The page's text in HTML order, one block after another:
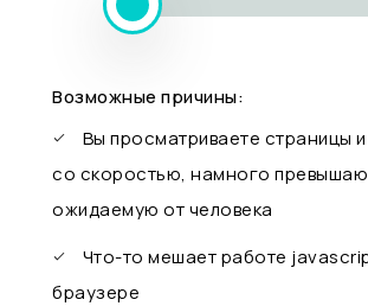
Возможные причины:
Вы просматриваете страницы и
со скоростью, намного
ожидаемую от человека
Что-то мешает работе
браузере